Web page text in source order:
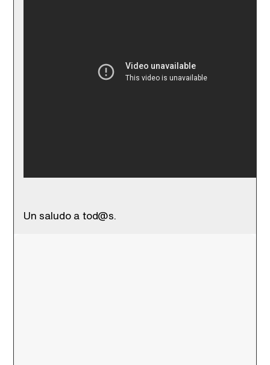
Un saludo a tod@s.